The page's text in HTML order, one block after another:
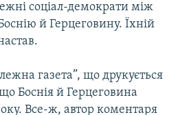
соціал-демократи між
й Герцеговину. Їхній
газета”, що друкується
Боснія й Герцеговина
Все-ж, автор коментаря